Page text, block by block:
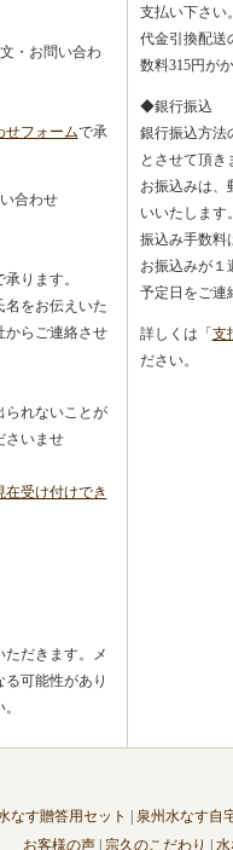
・お問い合わ
せフォームで承
合わせ
ります。
名をお伝えいた
からご連絡させ
られないことが
さいませ
在受け付けでき
だきます。メ
可能性があり
支払い下さい
代金引換配送
数料315円が
◆銀行振込
銀行振込方法
とさせて頂き
お振込みは、
いいたします
振込み手数料
お振込みが１
予定日をご連
詳しくは「支
ださい。
なす贈答用セット | 泉州水なす自
お客様の声| 宗久のこだわり |